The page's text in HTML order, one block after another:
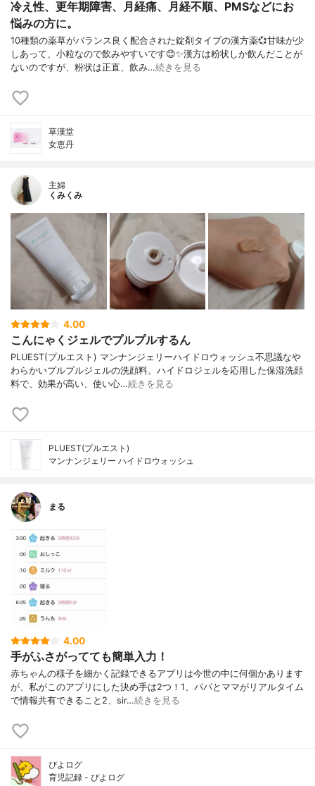
冷え性、更年期障害、月経痛、月経不順、PMSなどにお
悩みの方に。
10種類の薬草がバランス良く配合された錠剤タイプの漢方薬💞甘味が少
しあって、小粒なので飲みやすいです😊✨漢方は粉状しか飲んだことが
ないのですが、粉状は正直、飲み…続きを見る
草漢堂
女恵丹
主婦
くみくみ
4.00
こんにゃくジェルでプルプルするん
PLUEST(プルエスト) マンナンジェリーハイドロウォッシュ不思議なや
わらかいプルプルジェルの洗顔料。ハイドロジェルを応用した保湿洗顔
料で、効果が高い、使い心…続きを見る
PLUEST(プルエスト)
マンナンジェリー ハイドロウォッシュ
まる
4.00
手がふさがってても簡単入力！
赤ちゃんの様子を細かく記録できるアプリは今世の中に何個かあります
が、私がこのアプリにした決め手は2つ！1、パパとママがリアルタイム
で情報共有できること2、sir…続きを見る
ぴよログ
育児記録 - ぴよログ